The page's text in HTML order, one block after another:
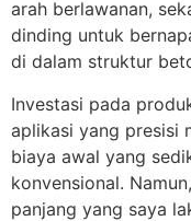
arah berlawanan,
dinding untuk
di dalam struktur
Investasi pada
aplikasi yang presisi
biaya awal yang
konvensional.
panjang yang saya